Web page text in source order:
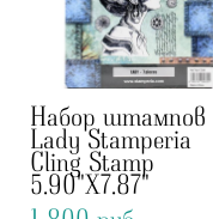
Набор штампов
Lady Stamperia
Cling Stamp
5.90"X7.87"